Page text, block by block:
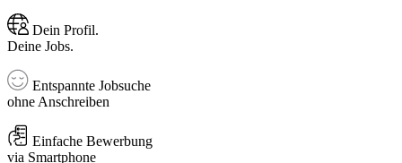
Dein Profil.
Deine Jobs.
Entspannte Jobsuche
ohne Anschreiben
Einfache Bewerbung
via Smartphone